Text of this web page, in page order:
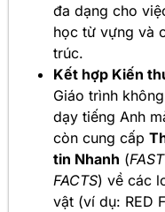
đa dạng cho
học từ vựng và
trúc.
Kết hợp Kiến
Giáo trình
dạy tiếng Anh
còn cung cấp
tin Nhanh (FAST
FACTS) về các
vật (ví dụ: RED